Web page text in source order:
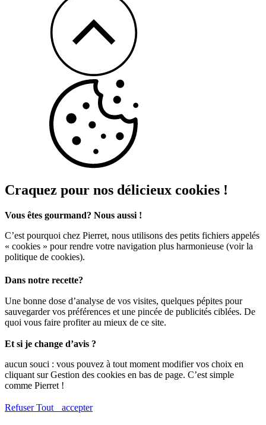
Craquez pour nos délicieux cookies !
Vous êtes gourmand? Nous aussi !
C’est pourquoi chez Pierret, nous utilisons des petits fichiers appelés
« cookies » pour rendre votre navigation plus harmonieuse (voir la
politique de cookies).
Dans notre recette?
Une bonne dose d’analyse de vos visites, quelques pépites pour
sauvegarder vos préférences et une pincée de publicités ciblées. De
quoi vous faire profiter au mieux de ce site.
Et si je change d’avis ?
aucun souci : vous pouvez à tout moment modifier vos choix en
cliquant sur Gestion des cookies en bas de page. C’est simple
comme Pierret !
RefuserTout accepter